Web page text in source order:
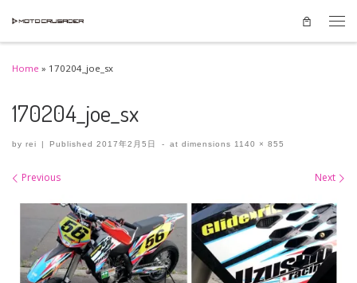
Skip to content
Home » 170204_joe_sx
170204_joe_sx
by rei | Published2017年2月5日 - at dimensions 1140 × 855
Images navigation
Previous Next